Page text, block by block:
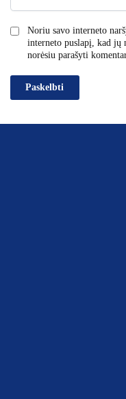
Noriu savo interneto
interneto puslapį, kad jų
norėsiu parašyti